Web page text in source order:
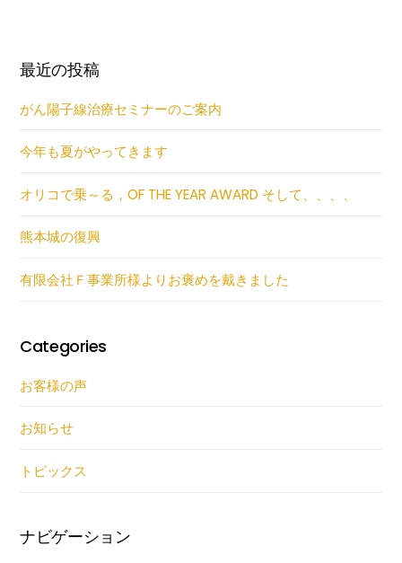
最近の投稿
がん陽子線治療セミナーのご案内
今年も夏がやってきます
オリコで乗～る，OF THE YEAR AWARD そして、、、、
熊本城の復興
有限会社Ｆ事業所様よりお褒めを戴きました
Categories
お客様の声
お知らせ
トピックス
ナビゲーション